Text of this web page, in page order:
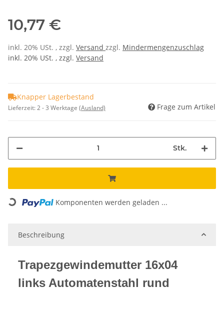
10,77 €
inkl. 20% USt. , zzgl. Versand zzgl. Mindermengenzuschlag
inkl. 20% USt. , zzgl. Versand
Knapper Lagerbestand
Lieferzeit:2 - 3 Werktage (Ausland) Frage zum Artikel
Stk.
Loading... Komponenten werden geladen ...
Beschreibung
Trapezgewindemutter 16x04
links Automatenstahl rund